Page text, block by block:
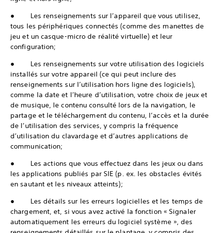
● Les renseignements sur l’appareil que vous utilisez,
tous les périphériques connectés (comme des manettes de
jeu et un casque-micro de réalité virtuelle) et leur
configuration;
● Les renseignements sur votre utilisation des logiciels
installés sur votre appareil (ce qui peut inclure des
renseignements sur l’utilisation hors ligne des logiciels),
comme la date et l’heure d’utilisation, votre choix de jeux et
de musique, le contenu consulté lors de la navigation, le
partage et le téléchargement du contenu, l’accès et la durée
de l’utilisation des services, y compris la fréquence
d’utilisation du clavardage et d’autres applications de
communication;
● Les actions que vous effectuez dans les jeux ou dans
les applications publiés par SIE (p. ex. les obstacles évités
en sautant et les niveaux atteints);
● Les détails sur les erreurs logicielles et les temps de
chargement, et, si vous avez activé la fonction « Signaler
automatiquement les erreurs du logiciel système », des